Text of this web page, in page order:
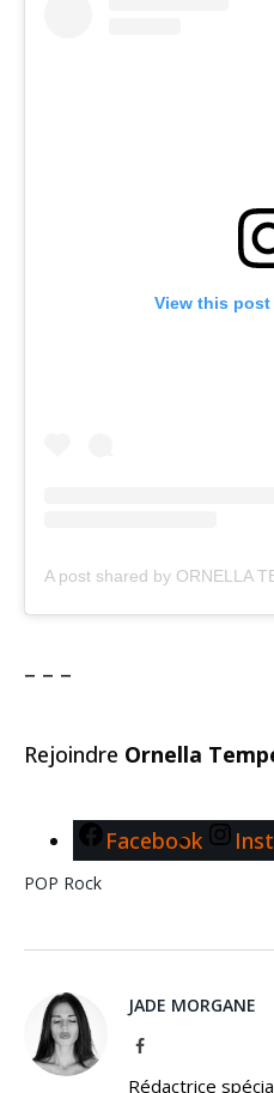
View this
– – –
Rejoindre Ornella
Facebook
POP Rock
JADE MORGANE
Facebook
Rédactrice